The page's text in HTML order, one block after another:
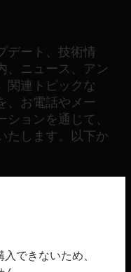
デート、技術情
、ニュース、アン
関連トピックな
、お電話やメー
ョンを通じて、
たします。以下か
できないため、